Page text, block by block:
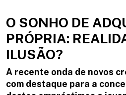
argumentos usados para
decisão.
O SONHO DE
PRÓPRIA:
ILUSÃO?
A recente onda de novos
com destaque para a